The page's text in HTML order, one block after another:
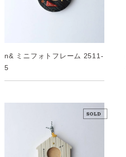
n& ミニフォトフレーム 2511-
5